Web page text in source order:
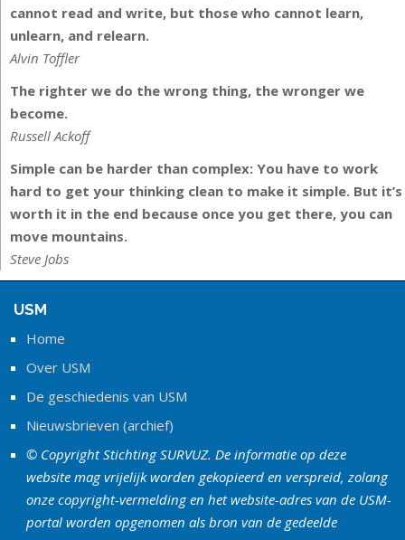
cannot read and write, but those who cannot learn,
unlearn, and relearn.
Alvin Toffler
The righter we do the wrong thing, the wronger we
become.
Russell Ackoff
Simple can be harder than complex: You have to work
hard to get your thinking clean to make it simple. But it’s
worth it in the end because once you get there, you can
move mountains.
Steve Jobs
USM
Home
Over USM
De geschiedenis van USM
Nieuwsbrieven (archief)
© Copyright Stichting SURVUZ. De informatie op deze
website mag vrijelijk worden gekopieerd en verspreid, zolang
onze copyright-vermelding en het website-adres van de USM-
portal worden opgenomen als bron van de gedeelde